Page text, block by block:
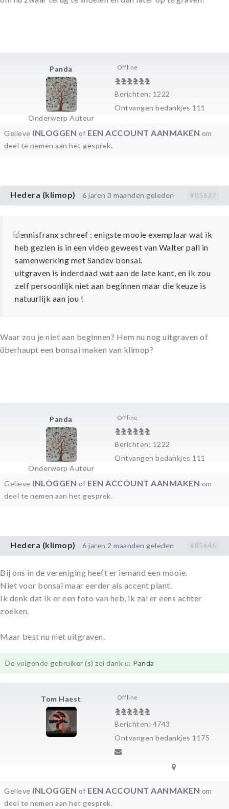
Panda
Onderwerp Auteur
Offline
Berichten: 1222
Ontvangen bedankjes 111
Gelieve INLOGGEN of EEN ACCOUNT AANMAKEN om
deel te nemen aan het gesprek.
Hedera (klimop) 6 jaren 3 maanden geleden #85637
Panda
Onderwerp Auteur
Offline
Berichten: 1222
Ontvangen bedankjes 111
dennisfranx schreef : enigste mooie exemplaar wat ik
heb gezien is in een video geweest van Walter pall in
samenwerking met Sandev bonsai.
uitgraven is inderdaad wat aan de late kant, en ik zou
zelf persoonlijk niet aan beginnen maar die keuze is
natuurlijk aan jou !
Waar zou je niet aan beginnen? Hem nu nog uitgraven of
überhaupt een bonsai maken van klimop?
Gelieve INLOGGEN of EEN ACCOUNT AANMAKEN om
deel te nemen aan het gesprek.
Hedera (klimop) 6 jaren 2 maanden geleden #85646
Tom Haest Offline
Berichten: 4743
Ontvangen bedankjes 1175
Bij ons in de vereniging heeft er iemand een mooie.
Niet voor bonsai maar eerder als accent plant.
Ik denk dat ik er een foto van heb, ik zal er eens achter
zoeken.
Maar best nu niet uitgraven.
De volgende gebruiker (s) zei dank u: Panda
Gelieve INLOGGEN of EEN ACCOUNT AANMAKEN om
deel te nemen aan het gesprek.